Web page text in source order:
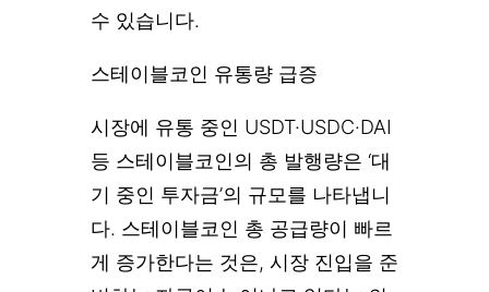
수 있습니다.
스테이블코인 유통량 급증
시장에 유통 중인 USDT·USDC·DAI
등 스테이블코인의 총 발행량은 ‘대
기 중인 투자금’의 규모를 나타냅니
다. 스테이블코인 총 공급량이 빠르
게 증가한다는 것은, 시장 진입을 준